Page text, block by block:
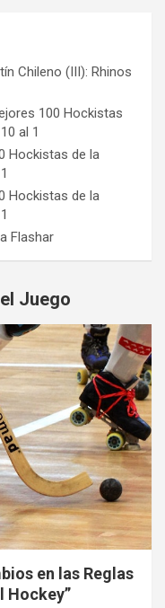
Chileno (III): Rhinos
100 Hockistas
al 1
Hockistas de la
Hockistas de la
Flashar
Juego
en las Reglas
Hockey”